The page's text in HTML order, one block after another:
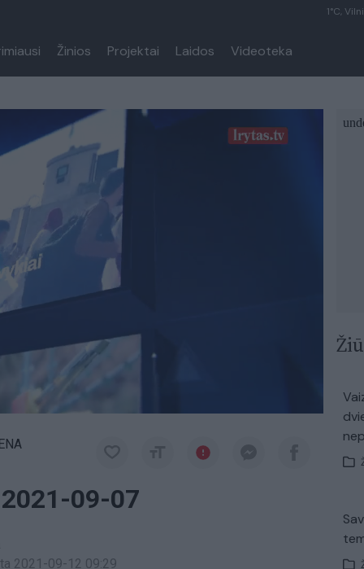
1°C,
Žinios Projektai Laidos Videoteka
2021-09-07
2021-09-12 09:29